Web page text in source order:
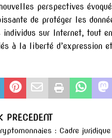
perspectives
de protéger les
sur Internet, tout
à la liberté d’expression
PRÉCÉDENT
: Cadre